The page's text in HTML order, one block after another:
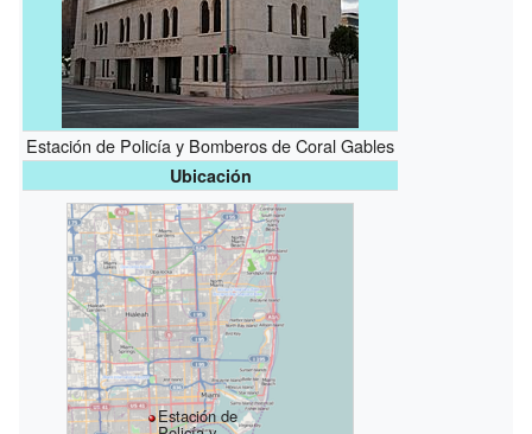
Estación de Policía y Bomberos de Coral Gables
Ubicación
Estación de